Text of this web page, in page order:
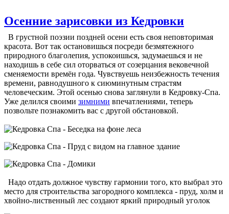
Осенние зарисовки из Кедровки
В грустной поэзии поздней осени есть своя неповторимая
красота. Вот так остановишься посреди безмятежного
природного благолепия, успокоишься, задумаешься и не
находишь в себе сил оторваться от созерцания вековечной
сменяемости времён года. Чувствуешь неизбежность течения
времени, равнодушного к сиюминутным страстям
человеческим. Этой осенью снова заглянули в Кедровку-Спа.
Уже делился своими зимними впечатлениями, теперь
позвольте познакомить вас с другой обстановкой.
Надо отдать должное чувству гармонии того, кто выбрал это
место для строительства загородного комплекса - пруд, холм и
хвойно-лиственный лес создают яркий природный уголок